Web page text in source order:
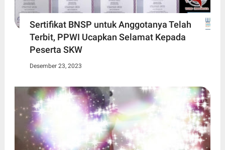
Sertifikat BNSP untuk Anggotanya Telah
Terbit, PPWI Ucapkan Selamat Kepada
Peserta SKW
Desember 23, 2023